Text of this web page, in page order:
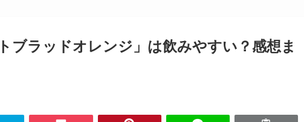
ブラッドオレンジ」は飲みやすい？感想ま